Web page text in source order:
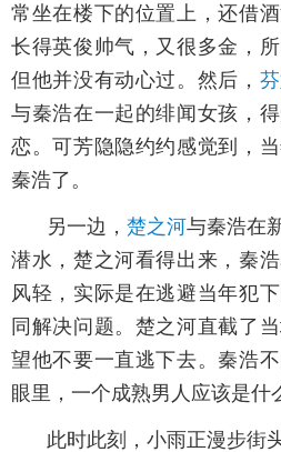
常坐在楼下的位置上，还借
长得英俊帅气，又很多金，
但他并没有动心过。然后，
与秦浩在一起的绯闻女孩，
恋。可芳隐隐约约感觉到，
秦浩了。
另一边， 楚之河与秦浩在
潜水，楚之河看得出来，秦
风轻，实际是在逃避当年犯
同解决问题。楚之河直截了
望他不要一直逃下去。秦浩
眼里，一个成熟男人应该是什
此时此刻，小雨正漫步街